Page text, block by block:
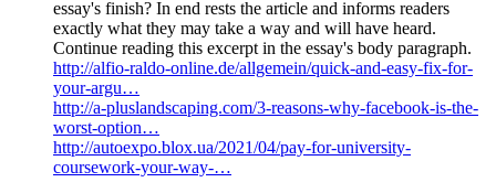
essay's finish? In end rests the article and informs readers
exactly what they may take a way and will have heard.
Continue reading this excerpt in the essay's body paragraph.
http://alfio-raldo-online.de/allgemein/quick-and-easy-fix-for-
your-argu…
http://a-pluslandscaping.com/3-reasons-why-facebook-is-the-
worst-option…
http://autoexpo.blox.ua/2021/04/pay-for-university-
coursework-your-way-…